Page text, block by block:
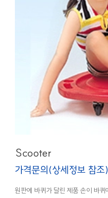
Scooter
가격문의(상세정보 참조)
원판에 바퀴가 달린 제품 손이 바